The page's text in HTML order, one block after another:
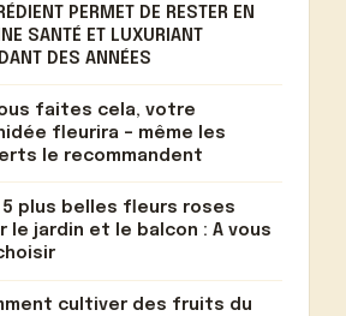
PERMET DE RESTER EN
SANTÉ ET LUXURIANT
DES ANNÉES
faites cela, votre
fleurira – même les
le recommandent
5 plus belles fleurs roses
le jardin et le balcon : A vous
cultiver des fruits du